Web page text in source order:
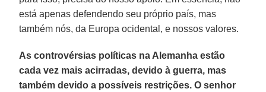
está apenas defendendo seu próprio país, mas
também nós, da Europa ocidental, e nossos valores.
As controvérsias políticas na Alemanha estão
cada vez mais acirradas, devido à guerra, mas
também devido a possíveis restrições. O senhor